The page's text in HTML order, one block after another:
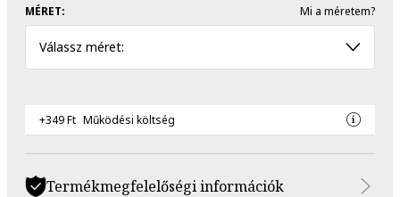
MÉRET: Mi a méretem?
Válassz méret:
+349 Ft Működési költség
Termékmegfelelőségi információk